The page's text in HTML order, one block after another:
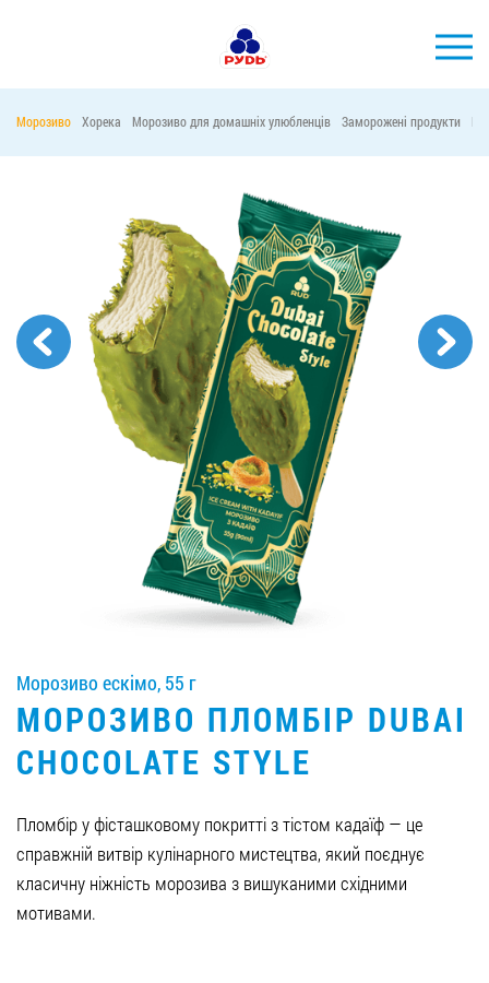
ПРОДУКЦІЯ
КОМПАНІЯ
СПОЖИВАЧАМ
АКЦІЇ
ПРЕС-ЦЕНТР
ХОРЕКА
Тендерні закупівлі
Контакти
Вакансії
ЗАМОВИТИ ПРОДУКЦІЮ «РУДЬ»:
СТАТИ ПАРТНЕРОМ
0412 48 28 17
0412 42 29 23
Морозиво Хорека Морозиво для домашніх улюбленців Заморожені продукти
Морозиво ескімо, 55 г
МОРОЗИВО ПЛОМБІР DUBAI
CHOCOLATE STYLE
Пломбір у фісташковому покритті з тістом кадаїф — це
справжній витвір кулінарного мистецтва, який поєднує
класичну ніжність морозива з вишуканими східними
мотивами.